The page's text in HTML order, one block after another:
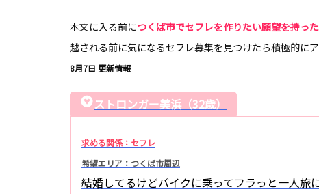
本文に入る前につくば市でセフレを作りたい願望を持っ
越される前に気になるセフレ募集を見つけたら積極的にア
8月7日 更新情報
ストロンガー美浜（32歳）
求める関係：セフレ
希望エリア：つくば市周辺
結婚してるけどバイクに乗ってフラっと一人